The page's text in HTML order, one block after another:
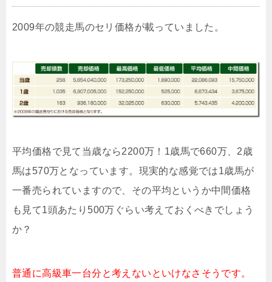
2009年の競走馬のセリ価格が載っていました。
平均価格で見て当歳なら2200万！1歳馬で660万、2歳
馬は570万となっています。現実的な感覚では1歳馬が
一番売られていますので、その平均というか中間価格
も見て1頭あたり500万ぐらい考えておくべきでしょう
か？
普通に高級車一台分と考えないといけなさそうです。